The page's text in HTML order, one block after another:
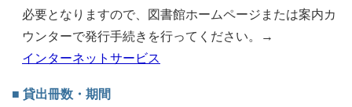
必要となりますので、図書館ホームページまたは案内カ
ウンターで発行手続きを行ってください。→
インターネットサービス
■ 貸出冊数・期間